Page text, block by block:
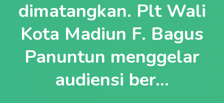
dimatangkan. Plt Wali
Kota Madiun F. Bagus
Panuntun menggelar
audiensi ber...